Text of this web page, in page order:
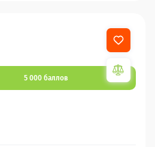
5 000 баллов